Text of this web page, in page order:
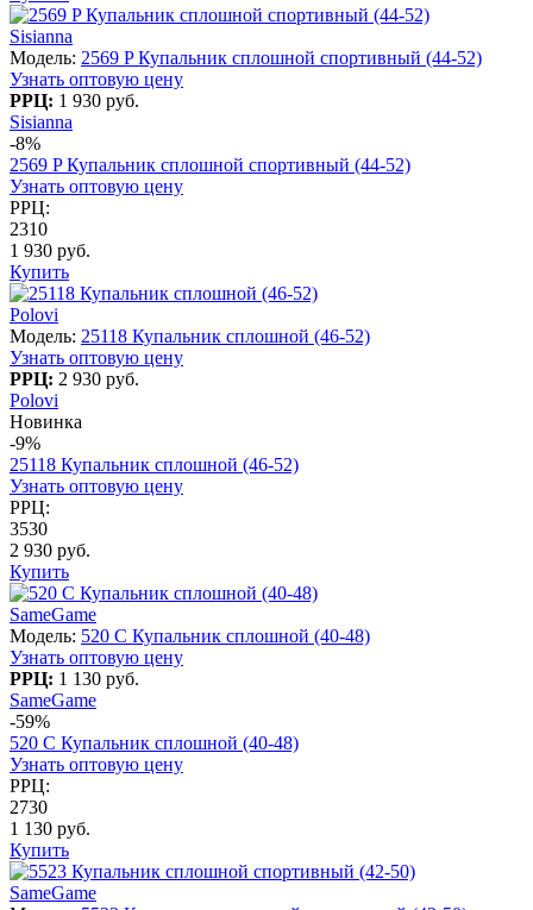
Sisianna
Модель: 2569 P Купальник сплошной спортивный (44-52)
Узнать оптовую цену
РРЦ: 1 930 руб.
Sisianna
-8%
2569 P Купальник сплошной спортивный (44-52)
Узнать оптовую цену
РРЦ:
2310
1 930 руб.
Купить
Polovi
Модель: 25118 Купальник сплошной (46-52)
Узнать оптовую цену
РРЦ: 2 930 руб.
Polovi
Новинка
-9%
25118 Купальник сплошной (46-52)
Узнать оптовую цену
РРЦ:
3530
2 930 руб.
Купить
SameGame
Модель: 520 C Купальник сплошной (40-48)
Узнать оптовую цену
РРЦ: 1 130 руб.
SameGame
-59%
520 C Купальник сплошной (40-48)
Узнать оптовую цену
РРЦ:
2730
1 130 руб.
Купить
SameGame